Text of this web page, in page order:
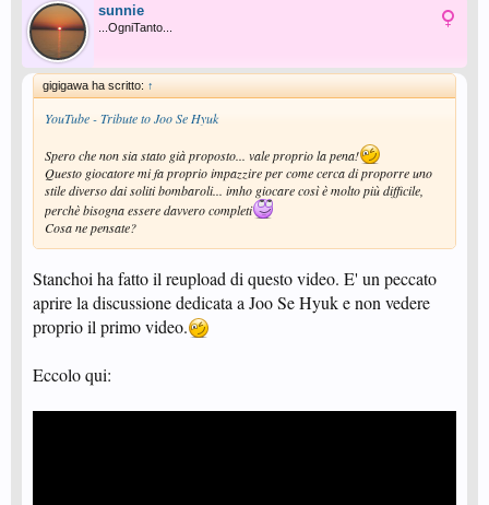
sunnie
...OgniTanto...
gigigawa ha scritto: ↑
YouTube - Tribute to Joo Se Hyuk
Spero che non sia stato già proposto... vale proprio la pena!
Questo giocatore mi fa proprio impazzire per come cerca di proporre uno
stile diverso dai soliti bombaroli... imho giocare così è molto più difficile,
perchè bisogna essere davvero completi
Cosa ne pensate?
Stanchoi ha fatto il reupload di questo video. E' un peccato
aprire la discussione dedicata a Joo Se Hyuk e non vedere
proprio il primo video.
Eccolo qui: